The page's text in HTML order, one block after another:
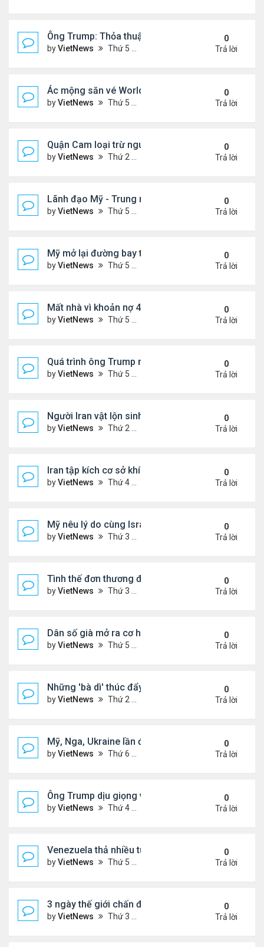
Ông Trump: Thỏa thuận với Iran là chiến thắng
byVietNews Thứ 5 Tháng 6 18, 2026 5:26 pm
0
Trả lời
Ác mộng săn vé World Cup
byVietNews Thứ 5 Tháng 6 04, 2026 4:49 pm
0
Trả lời
Quận Cam loại trừ nguy cơ bồn hóa chất phát nổ
byVietNews Thứ 2 Tháng 5 25, 2026 5:37 pm
0
Trả lời
Lãnh đạo Mỹ - Trung muốn gì ở nhau khi gặp
byVietNews Thứ 5 Tháng 5 14, 2026 3:05 pm
0
Trả lời
Mỹ mở lại đường bay thẳng tới Venezuela sau 7
byVietNews Thứ 5 Tháng 4 30, 2026 4:27 pm
0
Trả lời
Mất nhà vì khoản nợ 400 USD với ban quản trị khu
byVietNews Thứ 5 Tháng 4 23, 2026 4:30 pm
0
Trả lời
Quá trình ông Trump ra quyết định tấn công Iran
byVietNews Thứ 5 Tháng 4 09, 2026 5:43 pm
0
Trả lời
Người Iran vật lộn sinh tồn giữa chiến sự
byVietNews Thứ 2 Tháng 3 30, 2026 4:55 pm
0
Trả lời
Iran tập kích cơ sở khí LNG lớn nhất thế giới ở
byVietNews Thứ 4 Tháng 3 18, 2026 5:56 pm
0
Trả lời
Mỹ nêu lý do cùng Israel không kích Iran
byVietNews Thứ 3 Tháng 3 03, 2026 6:39 pm
0
Trả lời
Tình thế đơn thương độc mã của Iran trước sức
byVietNews Thứ 3 Tháng 2 24, 2026 6:01 pm
0
Trả lời
Dân số già mở ra cơ hội hợp tác cho Trung - Hàn
byVietNews Thứ 5 Tháng 2 19, 2026 6:00 pm
0
Trả lời
Những 'bà dì' thúc đẩy cơn sốt mua vàng ở Trung
byVietNews Thứ 2 Tháng 2 09, 2026 4:53 pm
0
Trả lời
Mỹ, Nga, Ukraine lần đầu họp trực tiếp để bàn kế
byVietNews Thứ 6 Tháng 1 23, 2026 4:44 pm
0
Trả lời
Ông Trump dịu giọng về Greenland
byVietNews Thứ 4 Tháng 1 14, 2026 5:26 pm
0
Trả lời
Venezuela thả nhiều tù nhân giữa sức ép từ Mỹ
byVietNews Thứ 5 Tháng 1 08, 2026 5:39 pm
0
Trả lời
3 ngày thế giới chấn động vì vụ Mỹ bắt Tổng
byVietNews Thứ 3 Tháng 1 06, 2026 4:43 pm
0
Trả lời